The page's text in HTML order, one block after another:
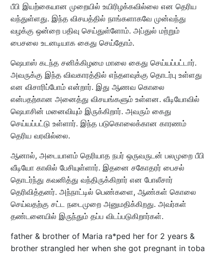
பீபி இயற்கையான முறையில் உயிரிழக்கவில்லை என தெரிய
வந்துள்ளது. இந்த விசயத்தில் நாங்களாகவே முன்வந்து
வழக்கு ஒன்றை பதிவு செய்துள்ளோம். அப்துல் மற்றும்
பைசலை உடனடியாக கைது செய்தோம்.
ஷெபாஸ் கடந்த சனிக்கிழமை மாலை கைது செய்யப்பட்டார்.
அவருக்கு இந்த விவகாரத்தில் எந்தளவுக்கு தொடர்பு உள்ளது
என விசாரிப்போம் என்றார். இது ஆணவ கொலை
என்பதற்கான அனைத்து விசயங்களும் உள்ளன. வீடியோவில்
ஷெபாசின் மனைவியும் இருக்கிறார். அவரும் கைது
செய்யப்பட்டு உள்ளார். இந்த படுகொலைக்கான காரணம்
தெரிய வரவில்லை.
ஆனால், அடையாளம் தெரியாத நபர் ஒருவருடன் பலமுறை பீபி
வீடியோ காலில் பேசியுள்ளார். இதனை சகோதரர் பைசல்
தொடர்ந்து கவனித்து வந்திருக்கிறார் என போலீசார்
தெரிவித்தனர். அந்நாட்டில் பெண்களை, ஆண்கள் கொலை
செய்வதற்கு சட்ட நடைமுறை அனுமதிக்கிறது. அவர்கள்
தண்டனையில் இருந்தும் தப்ப விடப்படுகிறார்கள்.
father & brother of Maria ra*ped her for 2 years &
brother strangled her when she got pregnant in toba